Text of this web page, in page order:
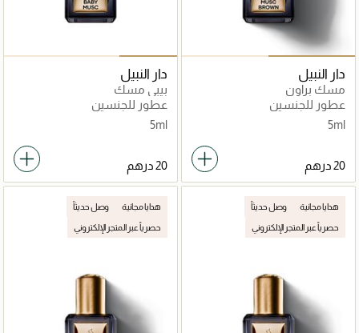
دار النبيل
مسك براون
عطور للجنسين
5ml
دار النبيل
بيبي مسك
عطور للجنسين
5ml
هدايا مجانية وصل حديثاً
حصرياً عبر المتجر الإلكتروني
هدايا مجانية وصل حديثاً
حصرياً عبر المتجر الإلكتروني